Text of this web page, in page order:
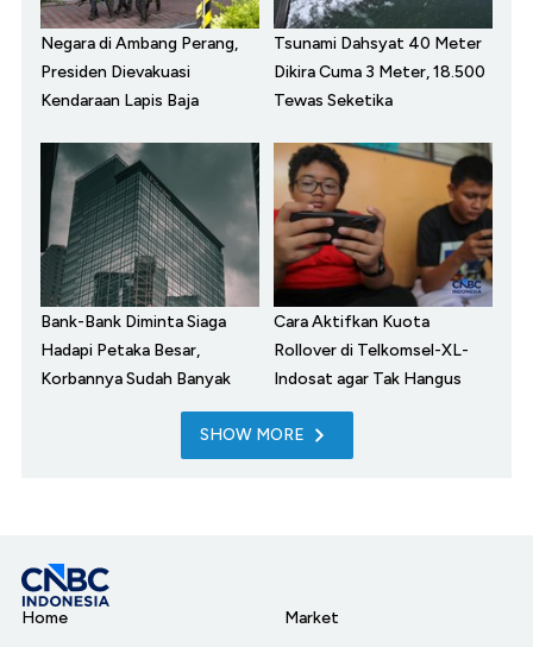
Negara di Ambang Perang,
Presiden Dievakuasi
Kendaraan Lapis Baja
Tsunami Dahsyat 40 Meter
Dikira Cuma 3 Meter, 18.500
Tewas Seketika
Bank-Bank Diminta Siaga
Hadapi Petaka Besar,
Korbannya Sudah Banyak
Cara Aktifkan Kuota
Rollover di Telkomsel-XL-
Indosat agar Tak Hangus
SHOW MORE
Home
Market